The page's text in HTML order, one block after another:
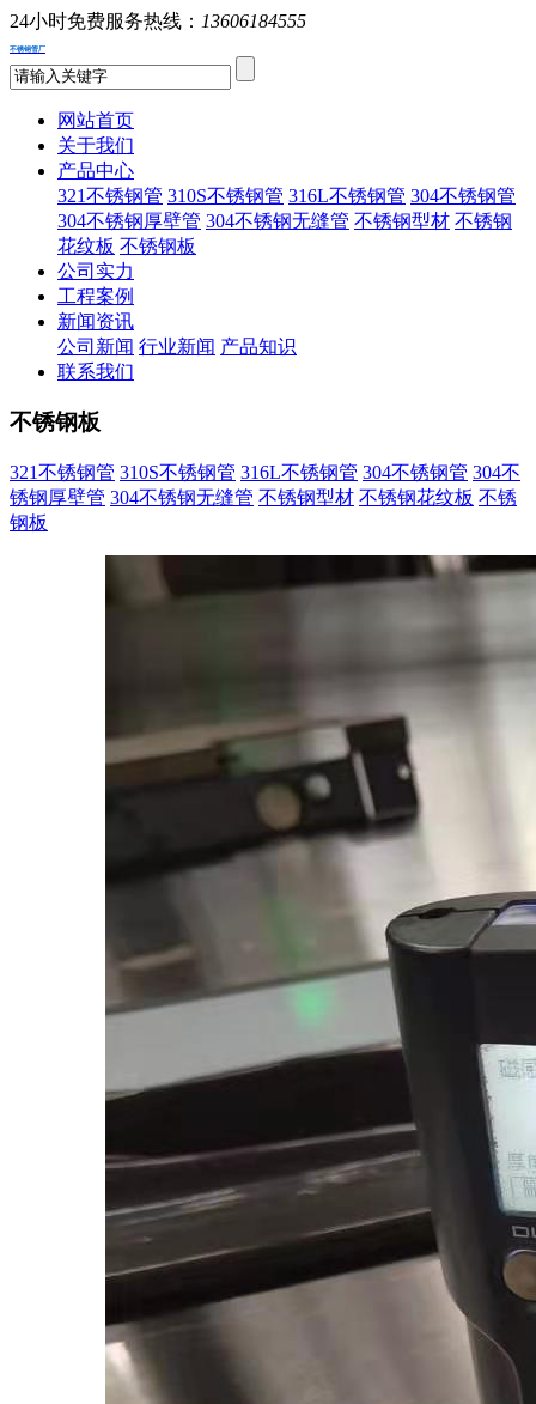
24小时免费服务热线： 13606184555
不锈钢管厂
网站首页
关于我们
产品中心
321不锈钢管 310S不锈钢管 316L不锈钢管 304不锈钢管
304不锈钢厚壁管 304不锈钢无缝管 不锈钢型材 不锈钢
花纹板 不锈钢板
公司实力
工程案例
新闻资讯
公司新闻 行业新闻 产品知识
联系我们
不锈钢板
321不锈钢管 310S不锈钢管 316L不锈钢管 304不锈钢管 304不
锈钢厚壁管 304不锈钢无缝管 不锈钢型材 不锈钢花纹板 不锈
钢板